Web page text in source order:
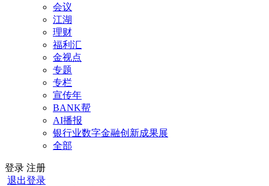
会议
江湖
理财
福利汇
金视点
专题
专栏
宣传年
BANK帮
AI播报
银行业数字金融创新成果展
全部
登录 注册
退出登录